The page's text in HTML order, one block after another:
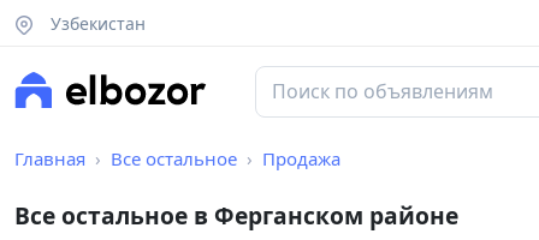
Узбекистан
Главная Все остальное Продажа
Все остальное в Ферганском районе